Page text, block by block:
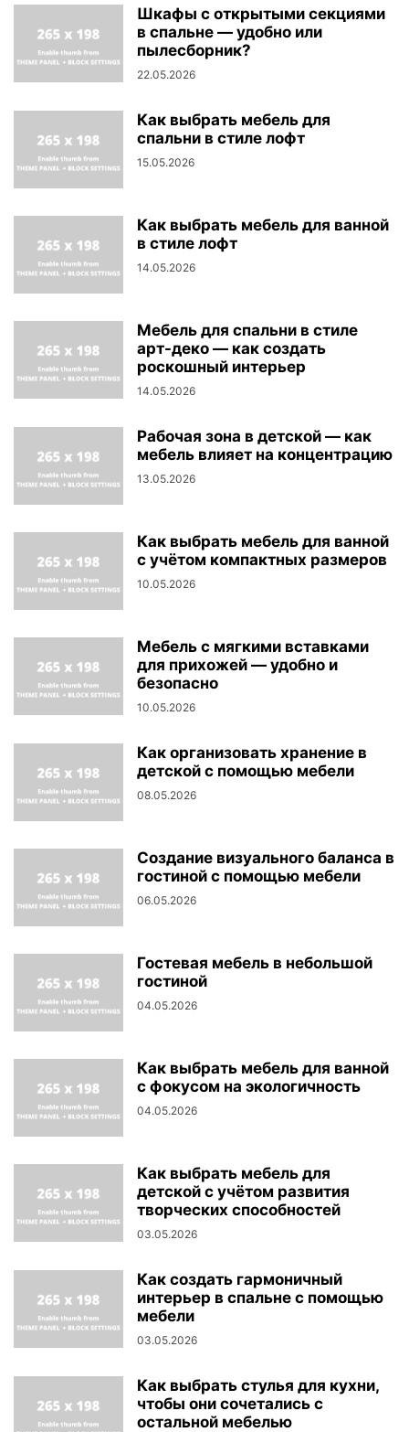
Шкафы с открытыми секциями
в спальне — удобно или
пылесборник?
22.05.2026
Как выбрать мебель для
спальни в стиле лофт
15.05.2026
Как выбрать мебель для ванной
в стиле лофт
14.05.2026
Мебель для спальни в стиле
арт-деко — как создать
роскошный интерьер
14.05.2026
Рабочая зона в детской — как
мебель влияет на концентрацию
13.05.2026
Как выбрать мебель для ванной
с учётом компактных размеров
10.05.2026
Мебель с мягкими вставками
для прихожей — удобно и
безопасно
10.05.2026
Как организовать хранение в
детской с помощью мебели
08.05.2026
Создание визуального баланса в
гостиной с помощью мебели
06.05.2026
Гостевая мебель в небольшой
гостиной
04.05.2026
Как выбрать мебель для ванной
с фокусом на экологичность
04.05.2026
Как выбрать мебель для
детской с учётом развития
творческих способностей
03.05.2026
Как создать гармоничный
интерьер в спальне с помощью
мебели
03.05.2026
Как выбрать стулья для кухни,
чтобы они сочетались с
остальной мебелью